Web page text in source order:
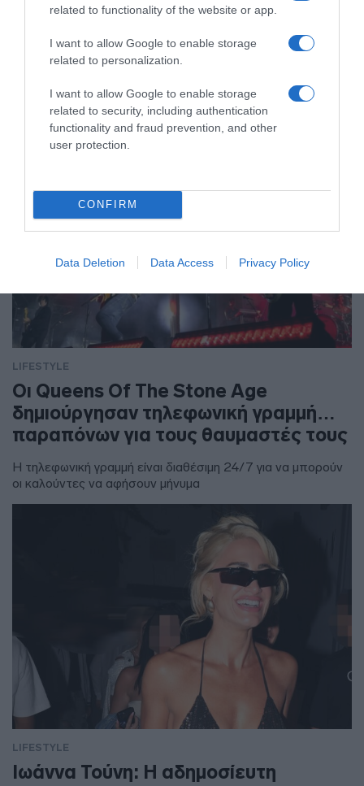
related to functionality of the website or app.
I want to allow Google to enable storage
related to personalization.
I want to allow Google to enable storage
related to security, including authentication
functionality and fraud prevention, and other
user protection.
CONFIRM
Data Deletion Data Access Privacy Policy
LIFESTYLE
LIFESTYLE
Οι Queens Of The Stone Age
δημιούργησαν τηλεφωνική γραμμή…
παραπόνων για τους θαυμαστές τους
Η τηλεφωνική γραμμή είναι διαθέσιμη 24/7 για να μπορούν
οι καλούντες να αφήσουν μήνυμα
LIFESTYLE
Ιωάννα Τούνη: Η αδημοσίευτη